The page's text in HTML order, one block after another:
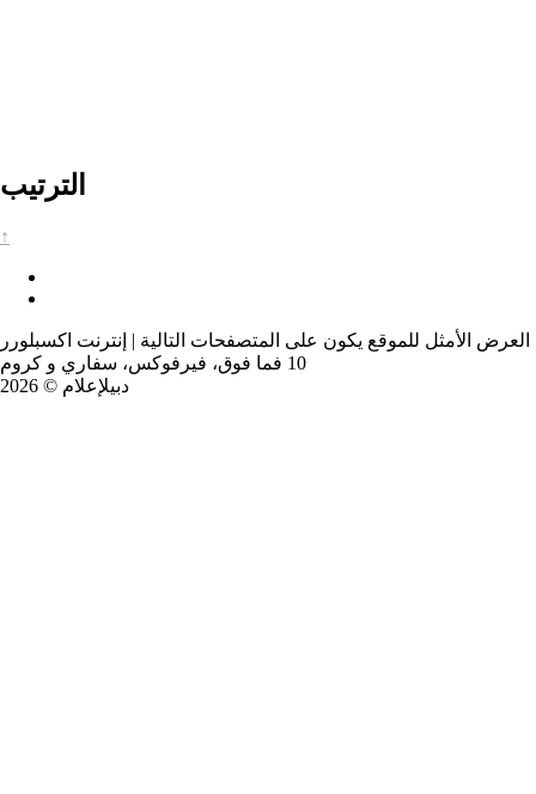
الترتيب
↑
العرض الأمثل للموقع يكون على المتصفحات التالية | إنترنت اكسبلورر
10 فما فوق، فيرفوكس، سفاري و كروم
دبيلإعلام © 2026